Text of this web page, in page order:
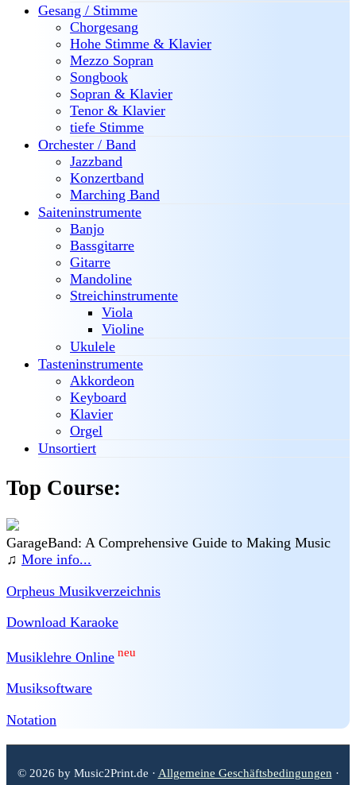
Gesang / Stimme
Chorgesang
Hohe Stimme & Klavier
Mezzo Sopran
Songbook
Sopran & Klavier
Tenor & Klavier
tiefe Stimme
Orchester / Band
Jazzband
Konzertband
Marching Band
Saiteninstrumente
Banjo
Bassgitarre
Gitarre
Mandoline
Streichinstrumente
Viola
Violine
Ukulele
Tasteninstrumente
Akkordeon
Keyboard
Klavier
Orgel
Unsortiert
Top Course:
GarageBand: A Comprehensive Guide to Making Music
♫ More info...
Orpheus Musikverzeichnis
Download Karaoke
Musiklehre Online neu
Musiksoftware
Notation
© 2026 by Music2Print.de · Allgemeine Geschäftsbedingungen ·